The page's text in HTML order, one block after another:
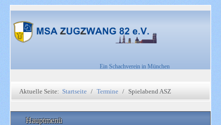
Ein Schachverein in München
Aktuelle Seite: Startseite Termine Spielabend ASZ
Hauptmenü